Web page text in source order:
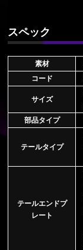
スペック
素材
コード
サイズ
部品タイプ
テールタイプ
テールエンドプ
レート